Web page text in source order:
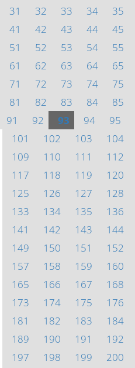
31
32 33 34 35
41
42 43 44 45
51
52 53 54 55
61
62 63 64 65
71
72 73 74 75
81
82 83 84 85
91
92 93 94 95
101
102 103 104
109
110 111 112
117
118 119 120
125
126 127 128
133
134 135 136
141
142 143 144
149
150 151 152
157
158 159 160
165
166 167 168
173
174 175 176
181
182 183 184
189
190 191 192
197
198 199 200